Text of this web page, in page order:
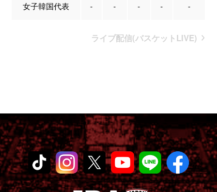
女子韓国代表 - - - - -
ライブ配信(バスケットLIVE)